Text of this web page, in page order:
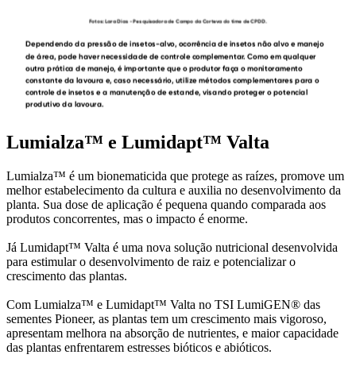
Lumialza™ e Lumidapt™ Valta
Lumialza™ é um bionematicida que protege as raízes, promove um
melhor estabelecimento da cultura e auxilia no desenvolvimento da
planta. Sua dose de aplicação é pequena quando comparada aos
produtos concorrentes, mas o impacto é enorme.
Já Lumidapt™ Valta é uma nova solução nutricional desenvolvida
para estimular o desenvolvimento de raiz e potencializar o
crescimento das plantas.
Com Lumialza™ e Lumidapt™ Valta no TSI LumiGEN® das
sementes Pioneer, as plantas tem um crescimento mais vigoroso,
apresentam melhora na absorção de nutrientes, e maior capacidade
das plantas enfrentarem estresses bióticos e abióticos.